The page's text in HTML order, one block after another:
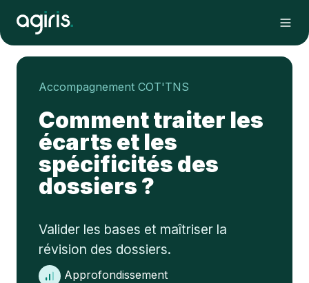
Accompagnement COT'TNS
Comment traiter les
écarts et les
spécificités des
dossiers ?
Valider les bases et maîtriser la
révision des dossiers.
Approfondissement